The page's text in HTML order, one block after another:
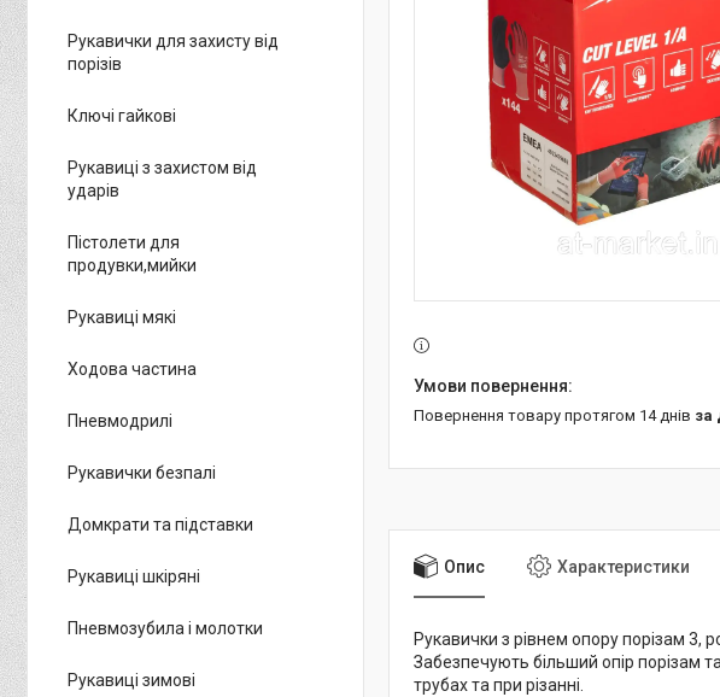
повернення товару протягом 14 днів за
Опис Характеристики
Рукавички з рівнем опору порізам 3,
Забезпечують більший опір порізам
трубах та при різанні.
Рукавички для захисту від
порізів
Ключі гайкові
Рукавиці з захистом від
ударів
Пістолети для
продувки,мийки
Рукавиці мякі
Ходова частина
Пневмодрилі
Рукавички безпалі
Домкрати та підставки
Рукавиці шкіряні
Пневмозубила і молотки
Рукавиці зимові